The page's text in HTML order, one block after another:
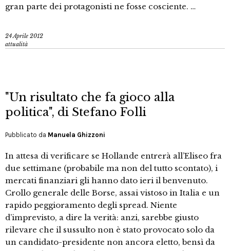
gran parte dei protagonisti ne fosse cosciente. …
24 Aprile 2012
attualità
"Un risultato che fa gioco alla
politica", di Stefano Folli
Pubblicato da Manuela Ghizzoni
In attesa di verificare se Hollande entrerà all’Eliseo fra
due settimane (probabile ma non del tutto scontato), i
mercati finanziari gli hanno dato ieri il benvenuto.
Crollo generale delle Borse, assai vistoso in Italia e un
rapido peggioramento degli spread. Niente
d’imprevisto, a dire la verità: anzi, sarebbe giusto
rilevare che il sussulto non è stato provocato solo da
un candidato-presidente non ancora eletto, bensì da